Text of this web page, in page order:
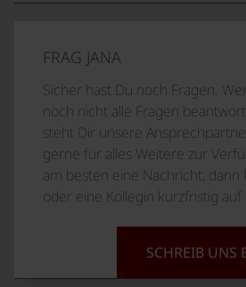
FRAG JANA
Sicher hast Du noch Fragen.
noch nicht alle Fragen
steht Dir unsere
gerne für alles Weitere zur
am besten eine Nachricht, dann
oder eine Kollegin kurzfristig auf
SCHREIB UNS